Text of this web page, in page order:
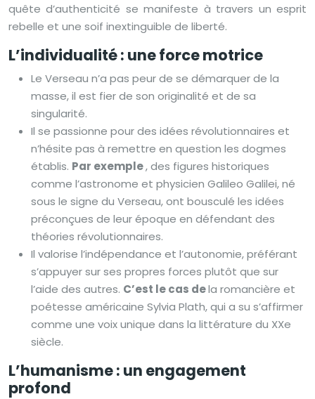
quête d’authenticité se manifeste à travers un esprit
rebelle et une soif inextinguible de liberté.
L’individualité : une force motrice
Le Verseau n’a pas peur de se démarquer de la
masse, il est fier de son originalité et de sa
singularité.
Il se passionne pour des idées révolutionnaires et
n’hésite pas à remettre en question les dogmes
établis. Par exemple, des figures historiques
comme l’astronome et physicien Galileo Galilei, né
sous le signe du Verseau, ont bousculé les idées
préconçues de leur époque en défendant des
théories révolutionnaires.
Il valorise l’indépendance et l’autonomie, préférant
s’appuyer sur ses propres forces plutôt que sur
l’aide des autres. C’est le cas dela romancière et
poétesse américaine Sylvia Plath, qui a su s’affirmer
comme une voix unique dans la littérature du XXe
siècle.
L’humanisme : un engagement
profond